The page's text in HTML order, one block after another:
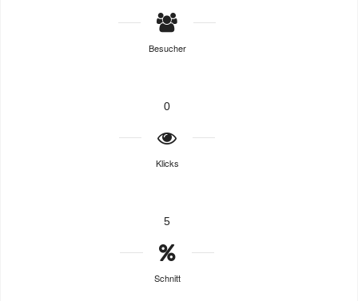
Besucher
0
Klicks
5
Schnitt